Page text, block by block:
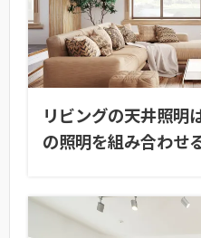
リビングの天井照明
の照明を組み合わせ